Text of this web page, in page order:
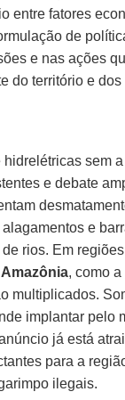
entre fatores
de
e nas ações
do território e dos
hidrelétricas sem
e debate
e
rios. Em
Amazônia, como a
multiplicados.
implantar pelo
já está
para a
ilegais.